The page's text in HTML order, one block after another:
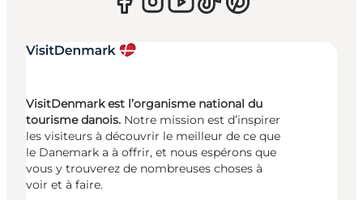
VisitDenmark est l’organisme national du
tourisme danois. Notre mission est d’inspirer
les visiteurs à découvrir le meilleur de ce que
le Danemark a à offrir, et nous espérons que
vous y trouverez de nombreuses choses à
voir et à faire.